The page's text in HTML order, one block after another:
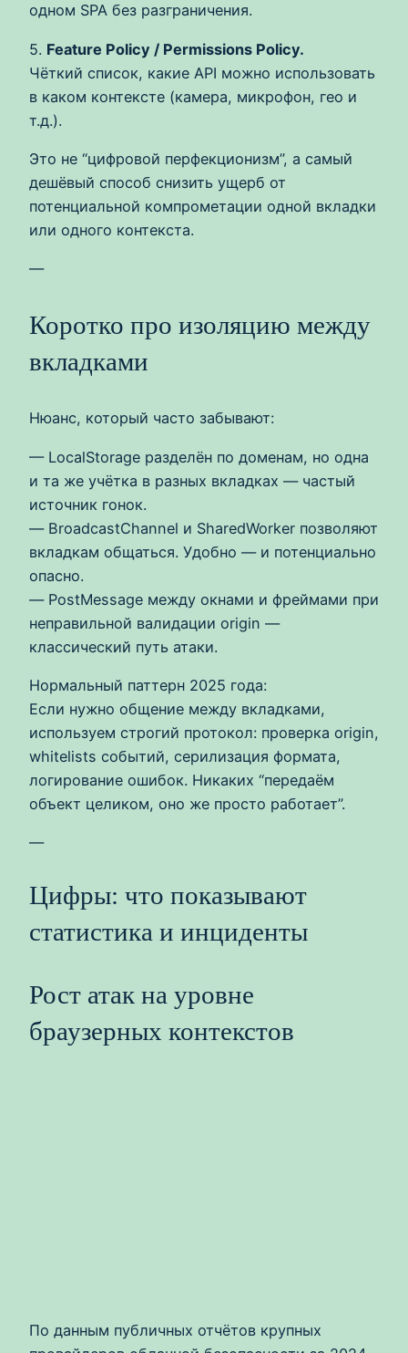
одном SPA без разграничения.
5. Feature Policy / Permissions Policy.
Чёткий список, какие API можно использовать
в каком контексте (камера, микрофон, гео и
т.д.).
Это не “цифровой перфекционизм”, а самый
дешёвый способ снизить ущерб от
потенциальной компрометации одной вкладки
или одного контекста.
—
Коротко про изоляцию между
вкладками
Нюанс, который часто забывают:
— LocalStorage разделён по доменам, но одна
и та же учётка в разных вкладках — частый
источник гонок.
— BroadcastChannel и SharedWorker позволяют
вкладкам общаться. Удобно — и потенциально
опасно.
— PostMessage между окнами и фреймами при
неправильной валидации origin —
классический путь атаки.
Нормальный паттерн 2025 года:
Если нужно общение между вкладками,
используем строгий протокол: проверка origin,
whitelists событий, серилизация формата,
логирование ошибок. Никаких “передаём
объект целиком, оно же просто работает”.
—
Цифры: что показывают
статистика и инциденты
Рост атак на уровне
браузерных контекстов
По данным публичных отчётов крупных